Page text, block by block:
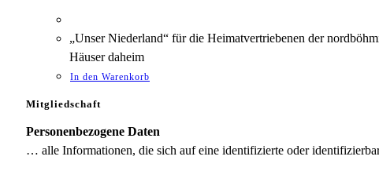
„Unser Niederland“ für die Heimatvertriebenen der
Häuser daheim
In den Warenkorb
Mitgliedschaft
Personenbezogene Daten
… alle Informationen, die sich auf eine identifizierte oder